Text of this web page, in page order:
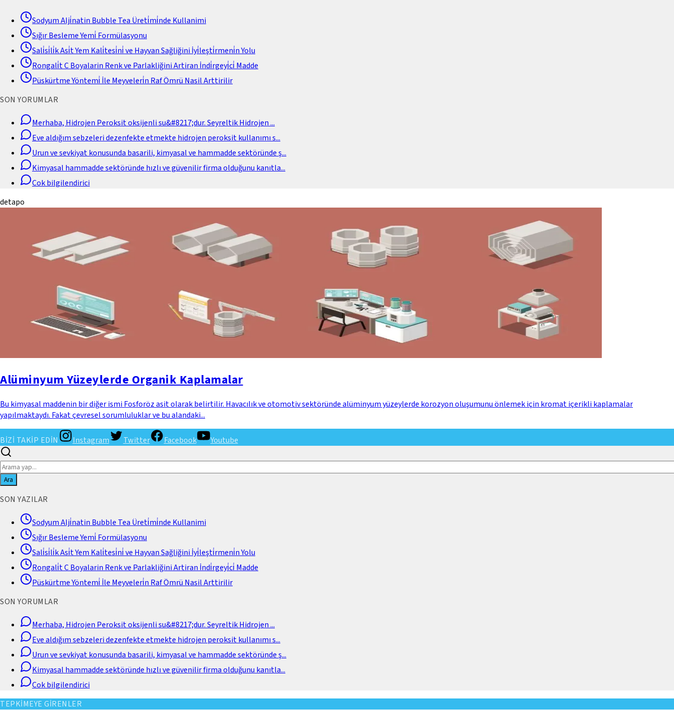
Sodyum Alji̇natin Bubble Tea Üreti̇mi̇nde Kullanimi
Sığır Besleme Yemi̇ Formülasyonu
Sali̇si̇li̇k Asi̇t Yem Kali̇tesi̇ni̇ ve Hayvan Sağliğini İyi̇leşti̇rmeni̇n Yolu
Rongali̇t C Boyalarin Renk ve Parlakliğini Artiran İndi̇rgeyi̇ci̇ Madde
Püskürtme Yöntemi̇ İle Meyveleri̇n Raf Ömrü Nasil Arttirilir
SON YORUMLAR
Merhaba, Hidrojen Peroksit oksijenli su&#8217;dur. Seyreltik Hidrojen...
Eve aldığım sebzeleri dezenfekte etmekte hidrojen peroksit kullanımı s...
Urun ve sevkiyat konusunda basarili, kimyasal ve hammadde sektöründe ş...
Kimyasal hammadde sektöründe hızlı ve güvenilir firma olduğunu kanıtla...
Cok bilgilendirici
detapo
Alüminyum Yüzeylerde Organik Kaplamalar
Bu kimyasal maddenin bir diğer ismi Fosforöz asit olarak belirtilir. Havacılık ve otomotiv sektöründe alüminyum yüzeylerde korozyon oluşumunu önlemek için kromat içerikli kaplamalar
yapılmaktaydı. Fakat çevresel sorumluluklar ve bu alandaki...
BİZİ TAKİP EDİN Instagram Twitter Facebook Youtube
Ara
SON YAZILAR
Sodyum Alji̇natin Bubble Tea Üreti̇mi̇nde Kullanimi
Sığır Besleme Yemi̇ Formülasyonu
Sali̇si̇li̇k Asi̇t Yem Kali̇tesi̇ni̇ ve Hayvan Sağliğini İyi̇leşti̇rmeni̇n Yolu
Rongali̇t C Boyalarin Renk ve Parlakliğini Artiran İndi̇rgeyi̇ci̇ Madde
Püskürtme Yöntemi̇ İle Meyveleri̇n Raf Ömrü Nasil Arttirilir
SON YORUMLAR
Merhaba, Hidrojen Peroksit oksijenli su&#8217;dur. Seyreltik Hidrojen...
Eve aldığım sebzeleri dezenfekte etmekte hidrojen peroksit kullanımı s...
Urun ve sevkiyat konusunda basarili, kimyasal ve hammadde sektöründe ş...
Kimyasal hammadde sektöründe hızlı ve güvenilir firma olduğunu kanıtla...
Cok bilgilendirici
TEPKİMEYE GİRENLER